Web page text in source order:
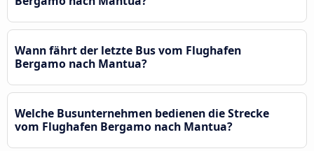
Wann fährt der letzte Bus vom Flughafen
Bergamo nach Mantua?
Welche Busunternehmen bedienen die Strecke
vom Flughafen Bergamo nach Mantua?